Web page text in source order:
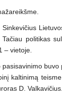
politikas
– vietoje.
kaltinimą
D. Valkavičius.